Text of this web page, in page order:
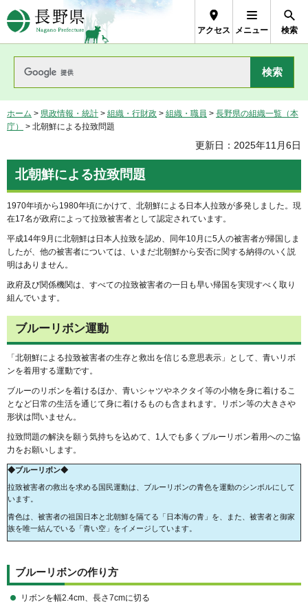
長野県Nagano Prefecture
アクセス メニュー 検索
ホーム > 県政情報・統計 > 組織・行財政 > 組織・職員 > 長野県の組織一覧（本
庁）
> 北朝鮮による拉致問題
更新日：2025年11月6日
北朝鮮による拉致問題
1970年頃から1980年頃にかけて、北朝鮮による日本人拉致が多発しました。現
在17名が政府によって拉致被害者として認定されています。
平成14年9月に北朝鮮は日本人拉致を認め、同年10月に5人の被害者が帰国しま
したが、他の被害者については、いまだ北朝鮮から安否に関する納得のいく説
明はありません。
政府及び関係機関は、すべての拉致被害者の一日も早い帰国を実現すべく取り
組んでいます。
ブルーリボン運動
「北朝鮮による拉致被害者の生存と救出を信じる意思表示」として、青いリボ
ンを着用する運動です。
ブルーのリボンを着けるほか、青いシャツやネクタイ等の小物を身に着けるこ
となど日常の生活を通じて身に着けるものも含まれます。リボン等の大きさや
形状は問いません。
拉致問題の解決を願う気持ちを込めて、1人でも多くブルーリボン着用へのご協
力をお願いします。
◆ブルーリボン◆
拉致被害者の救出を求める国民運動は、ブルーリボンの青色を運動のシンボルにして
います。
青色は、被害者の祖国日本と北朝鮮を隔てる「日本海の青」を、また、被害者と御家
族を唯一結んでいる「青い空」をイメージしています。
ブルーリボンの作り方
リボンを幅2.4cm、長さ7cmに切る